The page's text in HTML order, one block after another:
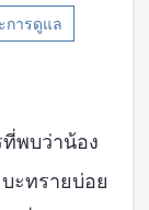
การดูแล
พบว่าน้อง
ะทรายบ่อย